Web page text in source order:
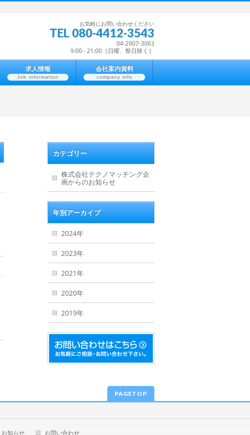
お気軽にお問い合わせください
TEL 080-4412-3543
04-2907-3063
9:00 - 21:00［日曜、祭日除く］
求人情報
Job information
会社案内資料
company info
カテゴリー
株式会社テクノマッチング企
画からのお知らせ
年別アーカイブ
2024年
2023年
2021年
2020年
2019年
PAGETOP
お知らせ お問い合わせ